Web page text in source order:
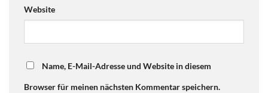
Website
Name, E-Mail-Adresse und Website in diesem
Browser für meinen nächsten Kommentar speichern.